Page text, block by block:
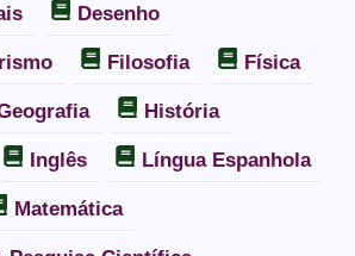
Desenho
Filosofia Física
História
Inglês Língua Espanhola
Matemática